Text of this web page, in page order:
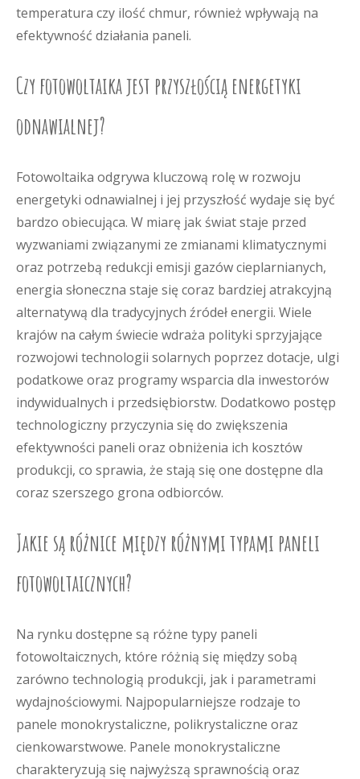
temperatura czy ilość chmur, również wpływają na
efektywność działania paneli.
Czy fotowoltaika jest przyszłością energetyki
odnawialnej?
Fotowoltaika odgrywa kluczową rolę w rozwoju
energetyki odnawialnej i jej przyszłość wydaje się być
bardzo obiecująca. W miarę jak świat staje przed
wyzwaniami związanymi ze zmianami klimatycznymi
oraz potrzebą redukcji emisji gazów cieplarnianych,
energia słoneczna staje się coraz bardziej atrakcyjną
alternatywą dla tradycyjnych źródeł energii. Wiele
krajów na całym świecie wdraża polityki sprzyjające
rozwojowi technologii solarnych poprzez dotacje, ulgi
podatkowe oraz programy wsparcia dla inwestorów
indywidualnych i przedsiębiorstw. Dodatkowo postęp
technologiczny przyczynia się do zwiększenia
efektywności paneli oraz obniżenia ich kosztów
produkcji, co sprawia, że stają się one dostępne dla
coraz szerszego grona odbiorców.
Jakie są różnice między różnymi typami paneli
fotowoltaicznych?
Na rynku dostępne są różne typy paneli
fotowoltaicznych, które różnią się między sobą
zarówno technologią produkcji, jak i parametrami
wydajnościowymi. Najpopularniejsze rodzaje to
panele monokrystaliczne, polikrystaliczne oraz
cienkowarstwowe. Panele monokrystaliczne
charakteryzują się najwyższą sprawnością oraz